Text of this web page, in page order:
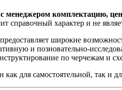
менеджером комплектацию,
справочный характер и не
широкие
и позновательно-
по черчежам и
как для самостоятельной, так